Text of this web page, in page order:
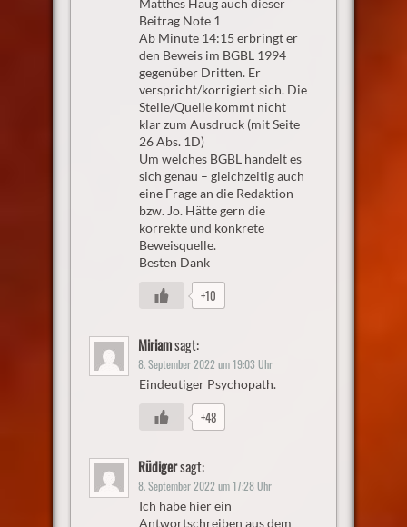
Matthes Haug auch dieser
Beitrag Note 1
Ab Minute 14:15 erbringt er
den Beweis im BGBL 1994
gegenüber Dritten. Er
verspricht/korrigiert sich. Die
Stelle/Quelle kommt nicht
klar zum Ausdruck (mit Seite
26 Abs. 1D)
Um welches BGBL handelt es
sich genau – gleichzeitig auch
eine Frage an die Redaktion
bzw. Jo. Hätte gern die
korrekte und konkrete
Beweisquelle.
Besten Dank
+10
Miriamsagt:
8. September 2022 um 19:03 Uhr
Eindeutiger Psychopath.
+48
Rüdigersagt:
8. September 2022 um 17:28 Uhr
Ich habe hier ein
Antwortschreiben aus dem